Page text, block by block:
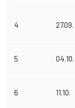
4 27.09.
5 04.10.
6 11.10.